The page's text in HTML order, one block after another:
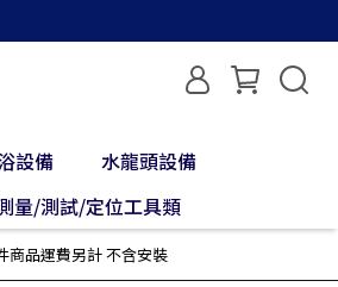
設備
水龍頭設備
量/測試/定位工具類
商品運費另計 不含安裝